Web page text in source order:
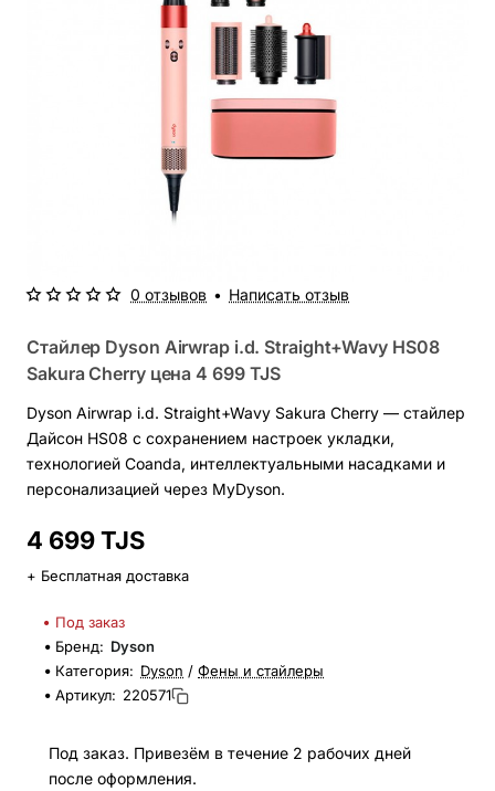
Стайлер Dyson Airwrap i.d. Straight+Wavy HS08
Sakura Cherry цена4 699 TJS
Dyson Airwrap i.d. Straight+Wavy Sakura Cherry — стайлер
Дайсон HS08 с сохранением настроек укладки,
технологией Coanda, интеллектуальными насадками и
персонализацией через MyDyson.
Под заказ. Привезём в течение 2 рабочих дней
после оформления.
0 отзывов • Написать отзыв
+ Бесплатная доставка
4 699 TJS
Под заказ
Бренд: Dyson
Категория: Dyson / Фены и стайлеры
Артикул: 220571